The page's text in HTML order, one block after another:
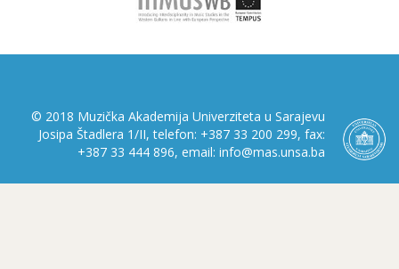
© 2018 Muzička Akademija Univerziteta u Sarajevu
Josipa Štadlera 1/II, telefon: +387 33 200 299, fax:
+387 33 444 896, email: info@mas.unsa.ba